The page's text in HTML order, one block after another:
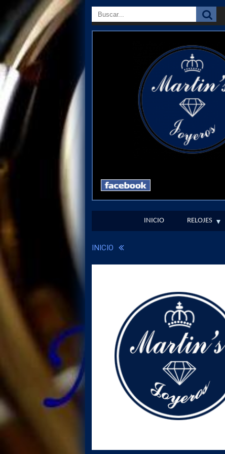
INICIO RELOJES
INICIO